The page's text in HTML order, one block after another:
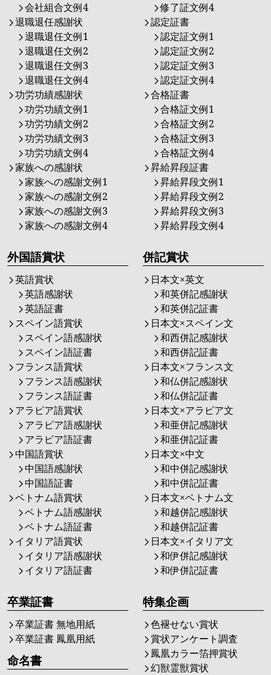
会社組合文例4
退職退任感謝状
退職退任文例1
退職退任文例2
退職退任文例3
退職退任文例4
功労功績感謝状
功労功績文例1
功労功績文例2
功労功績文例3
功労功績文例4
家族への感謝状
家族への感謝文例1
家族への感謝文例2
家族への感謝文例3
家族への感謝文例4
修了証文例4
認定証書
認定証文例1
認定証文例2
認定証文例3
認定証文例4
合格証書
合格証文例1
合格証文例2
合格証文例3
合格証文例4
昇給昇段証書
昇給昇段文例1
昇給昇段文例2
昇給昇段文例3
昇給昇段文例4
外国語賞状
英語賞状
英語感謝状
英語証書
スペイン語賞状
スペイン語感謝状
スペイン語証書
フランス語賞状
フランス語感謝状
フランス語証書
アラビア語賞状
アラビア語感謝状
アラビア語証書
中国語賞状
中国語感謝状
中国語証書
ベトナム語賞状
ベトナム語感謝状
ベトナム語証書
イタリア語賞状
イタリア語感謝状
イタリア語証書
併記賞状
日本文×英文
和英併記感謝状
和英併記証書
日本文×スペイン文
和西併記感謝状
和西併記証書
日本文×フランス文
和仏併記感謝状
和仏併記証書
日本文×アラビア文
和亜併記感謝状
和亜併記証書
日本文×中文
和中併記感謝状
和中併記証書
日本文×ベトナム文
和越併記感謝状
和越併記証書
日本文×イタリア文
和伊併記感謝状
和伊併記証書
卒業証書
卒業証書 無地用紙
卒業証書 鳳凰用紙
命名書
特集企画
色褪せない賞状
賞状アンケート調査
鳳凰カラー箔押賞状
幻獣霊獣賞状